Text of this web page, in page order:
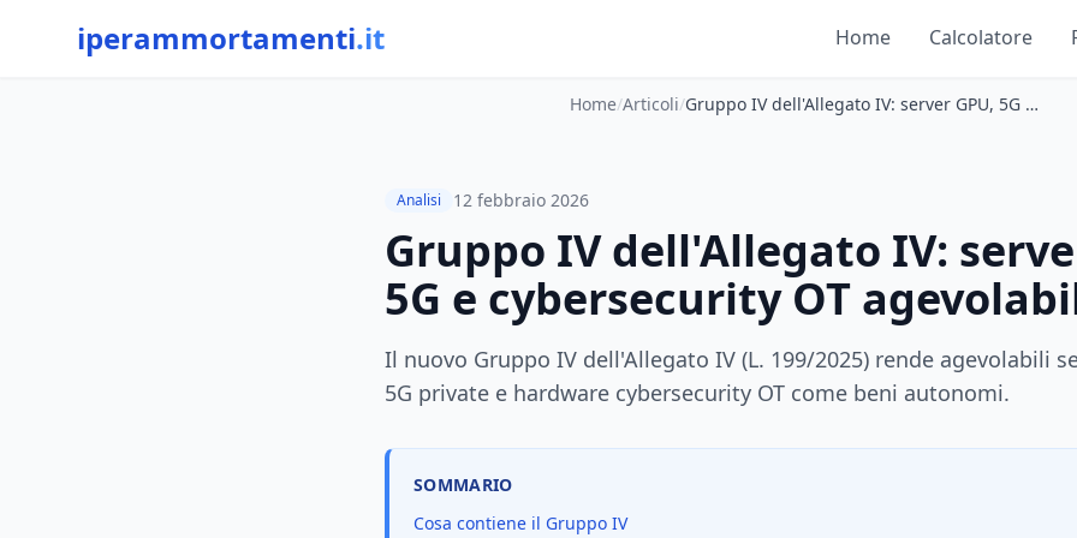
iperammortamenti.it Home Calcolatore
Home/Articoli/ Gruppo IV dell'Allegato IV: server GPU, 5G e cybersecurity OT agevolabili
Analisi 12 febbraio 2026
Gruppo IV dell'Allegato IV:
5G e cybersecurity OT
Il nuovo Gruppo IV dell'Allegato IV (L. 199/2025) rende agevolabili
5G private e hardware cybersecurity OT come beni autonomi.
SOMMARIO
Cosa contiene il Gruppo IV